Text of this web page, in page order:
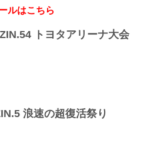
。
了予定時間
〜20:00頃
ルはこちら
トヨタアリーナ大会
浪速の超復活祭り